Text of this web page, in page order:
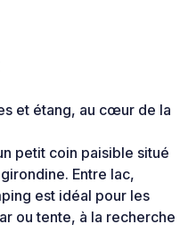
et étang, au cœur de la
petit coin paisible situé
Entre lac,
est idéal pour les
ou tente, à la recherche